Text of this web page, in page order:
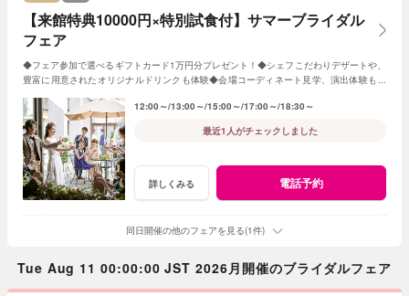
【来館特典10000円×特別試食付】サマーブライダル
フェア
◆フェア参加で選べるギフトカード1万円分プレゼント！◆シェフこだわりデザートや、
豊富に用意されたオリジナルドリンクも体験◆会場コーディネート見学、演出体験もあ
12:00～ 13:00～ 15:00～ 17:00～ 18:30～
最近1人がチェックしました
詳しくみる 電話予約
同日開催の他のフェアを見る(1件)
Tue Aug 11 00:00:00 JST 2026月開催のブライダルフェア